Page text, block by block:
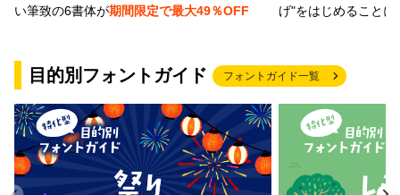
い筆致の6書体が期間限定で最大49％OFF
げ"をはじめること
目的別フォントガイド フォントガイド一覧